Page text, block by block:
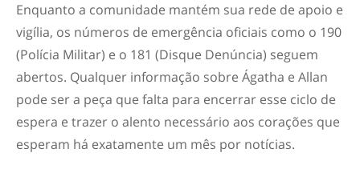
Enquanto a comunidade mantém sua rede de apoio e
vigília, os números de emergência oficiais como o 190
(Polícia Militar) e o 181 (Disque Denúncia) seguem
abertos. Qualquer informação sobre Ágatha e Allan
pode ser a peça que falta para encerrar esse ciclo de
espera e trazer o alento necessário aos corações que
esperam há exatamente um mês por notícias.